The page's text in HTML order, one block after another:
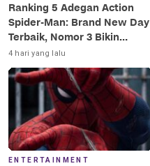
Ranking 5 Adegan Action
Spider-Man: Brand New Day
Terbaik, Nomor 3 Bikin
Terkesima!
4 hari yang lalu
ENTERTAINMENT